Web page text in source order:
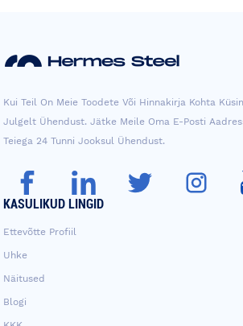
Kui Teil On Meie Toodete Või Hinnakirja Kohta
Julgelt Ühendust. Jätke Meile Oma E-Posti
Teiega 24 Tunni Jooksul Ühendust.
KASULIKUD LINGID
Ettevõtte Profiil
Uhke
Näitused
Blogi